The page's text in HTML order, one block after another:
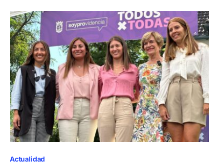
Actualidad